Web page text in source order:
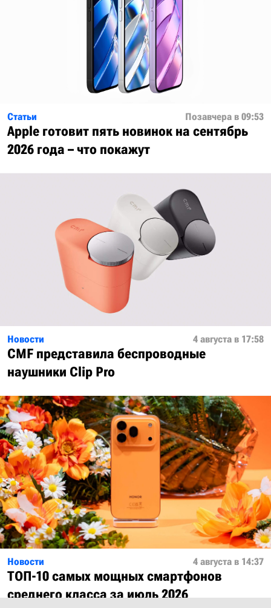
Статьи Позавчера в 09:53
Apple готовит пять новинок на сентябрь
2026 года – что покажут
Новости 4 августа в 17:58
CMF представила беспроводные
наушники Clip Pro
Новости 4 августа в 14:37
ТОП-10 самых мощных смартфонов
среднего класса за июль 2026